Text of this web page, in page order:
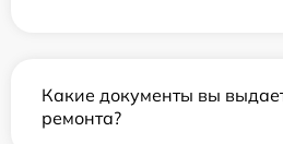
Какие документы вы
ремонта?